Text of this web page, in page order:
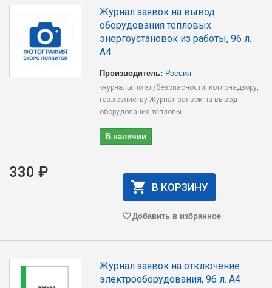
Журнал заявок на вывод
оборудования тепловых
энергоустановок из работы, 96 л.
А4
Производитель: Россия
-журналы по эл/безопасности, котлонадзору,
газ.хозяйству Журнал заявок на вывод
оборудования тепловы..
В наличии
330 ₽
В КОРЗИНУ
Добавить в избранное
Журнал заявок на отключение
электрооборудования, 96 л. А4